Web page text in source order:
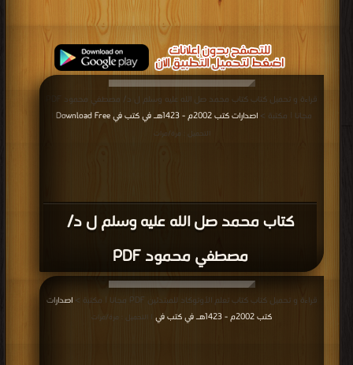
كتاب محمد صل الله عليه وسلم ل د/
مصطفي محمود PDF
مجانا | مكتبة > اصدارات كتب 2002م - 1423هـ في كتب في Download Free
التحميل : مرة/مرات
قراءة و تحميل كتاب كتاب تعلم الأوتوكاد للمبتدئين PDF مجانا | مكتبة >
اصدارات
كتب 2002م - 1423هـ في كتب في
| التحميل : مرة/مرات